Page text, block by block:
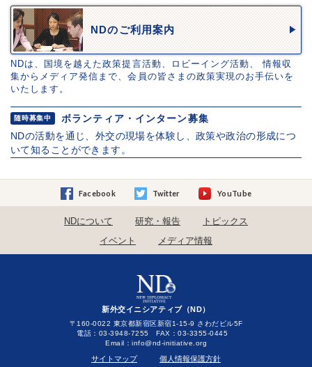
NDのご利用案内
NDは、国境を越えた政策提言活動、ロビーイング活動、 情報収
集からメディア発信まで、会員の皆さまの政策実現のお手伝いを
いたします。
随時募集中
ボランティア・インターン募集
NDの活動を通じ、外交の現場を体験し、政策や政治の形成につ
いて知ることができます。
Facebook Twitter YouTube
NDについて 研究・報告
トピックス
イベント
メディア情報
新外交イニシアティブ（ND）
〒160-0022 東京都新宿区新宿1-15-9 さわだビル5F
電話：03-3948-7255 FAX：03-3355-0445
Email：
サイトマップ 個人情報保護方針